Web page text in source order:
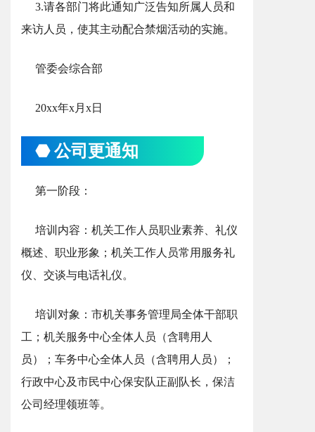
3.请各部门将此通知广泛告知所属人员和
来访人员，使其主动配合禁烟活动的实施。
管委会综合部
20xx年x月x日
⬣ 公司更通知
第一阶段：
培训内容：机关工作人员职业素养、礼仪
概述、职业形象；机关工作人员常用服务礼
仪、交谈与电话礼仪。
培训对象：市机关事务管理局全体干部职
工；机关服务中心全体人员（含聘用人
员）；车务中心全体人员（含聘用人员）；
行政中心及市民中心保安队正副队长，保洁
公司经理领班等。